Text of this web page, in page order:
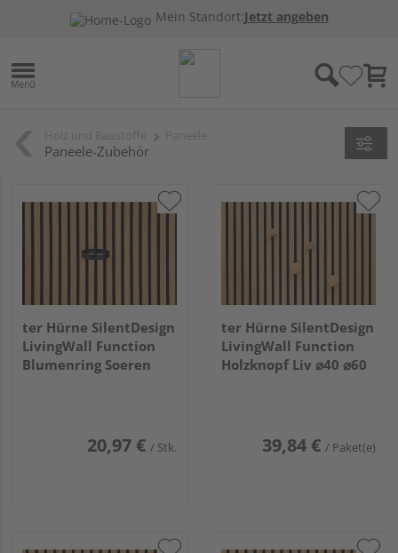
Mein Standort:Jetzt angeben
Paneele-Zubehör
ter Hürne SilentDesign
LivingWall Function
Blumenring Soeren
20,97 € / Stk.
ter Hürne SilentDesign
LivingWall Function
Holzknopf Liv ⌀40 ⌀60
39,84 € / Paket(e)